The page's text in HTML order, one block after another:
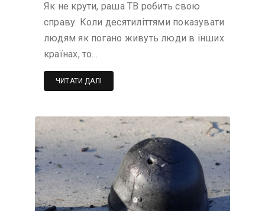
Як не крути, раша ТВ робить свою
справу. Коли десятиліттями показувати
людям як погано живуть люди в інших
країнах, то…
ЧИТАТИ ДАЛІ